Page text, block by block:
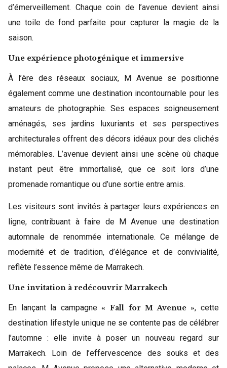
d’émerveillement. Chaque coin de l’avenue devient ainsi
une toile de fond parfaite pour capturer la magie de la
saison.
Une expérience photogénique et immersive
À l’ère des réseaux sociaux, M Avenue se positionne
également comme une destination incontournable pour les
amateurs de photographie. Ses espaces soigneusement
aménagés, ses jardins luxuriants et ses perspectives
architecturales offrent des décors idéaux pour des clichés
mémorables. L’avenue devient ainsi une scène où chaque
instant peut être immortalisé, que ce soit lors d’une
promenade romantique ou d’une sortie entre amis.
Les visiteurs sont invités à partager leurs expériences en
ligne, contribuant à faire de M Avenue une destination
automnale de renommée internationale. Ce mélange de
modernité et de tradition, d’élégance et de convivialité,
reflète l’essence même de Marrakech.
Une invitation à redécouvrir Marrakech
En lançant la campagne« Fall for M Avenue », cette
destination lifestyle unique ne se contente pas de célébrer
l’automne : elle invite à poser un nouveau regard sur
Marrakech. Loin de l’effervescence des souks et des